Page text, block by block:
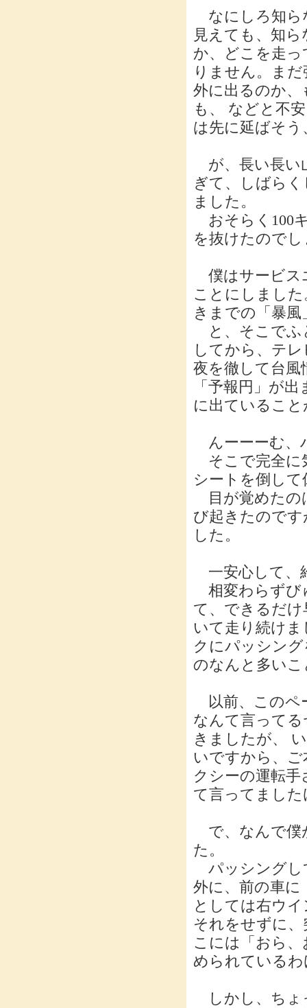
なにしろ知ら
見えても、知
か、どこを走
りません。ま
外に出るのか
も、 などと不
は先に延ばそ
が、長い長い
ぎて、しばら
ました。
おそらく100
を抜けたのでし
僕はサービス
ことにしまし
きまでの「暴
と、そこでふ
してから、テ
夜を徹して台
「予報円」が
に出ているこ
んーーーむ、
そこで完全に
シートを倒し
目が覚めたの
び起きたので
した。
一安心して、
相変わらずび
て、できるだ
いて走り続け
クにパッシン
のなんと多いこ
以前、このペ
なんて言って
きましたが、
いですから、
クシーの運転
て言ってました
で、なんで僕
た。
パッシングし
外に、前の車
としては右ウ
それをせずに
こには「おら
められている
しかし、ちょ